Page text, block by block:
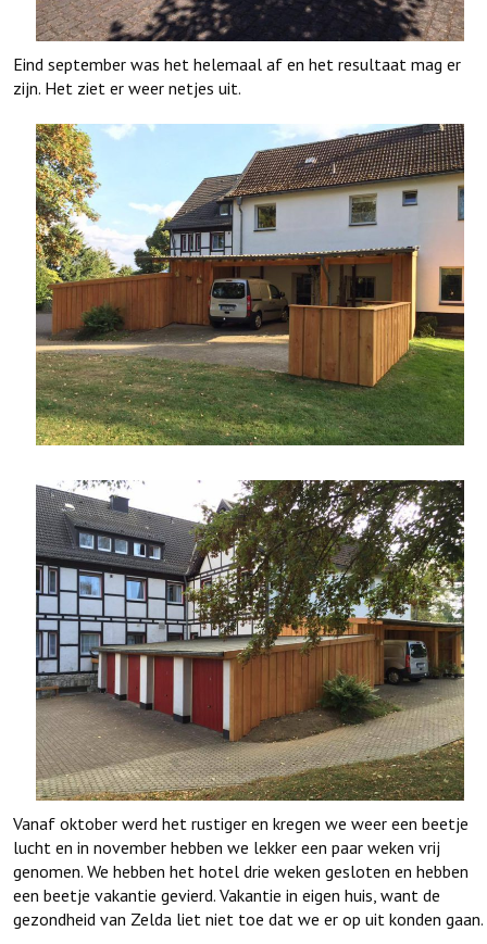
Eind september was het helemaal af en het resultaat mag er
zijn. Het ziet er weer netjes uit.
Vanaf oktober werd het rustiger en kregen we weer een beetje
lucht en in november hebben we lekker een paar weken vrij
genomen. We hebben het hotel drie weken gesloten en hebben
een beetje vakantie gevierd. Vakantie in eigen huis, want de
gezondheid van Zelda liet niet toe dat we er op uit konden gaan.